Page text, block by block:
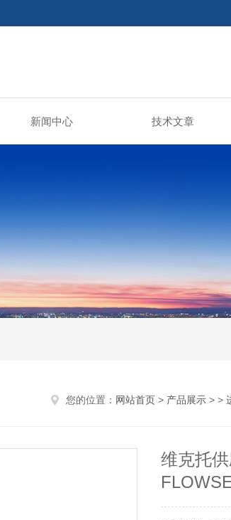
新闻中心 技术文章
您的位置： 网站首页 > 产品展示 > >
维克托